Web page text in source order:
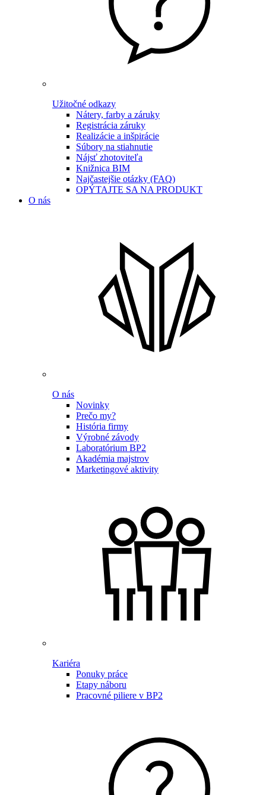
Užitočné odkazy
Nátery, farby a záruky
Registrácia záruky
Realizácie a inšpirácie
Súbory na stiahnutie
Nájsť zhotoviteľa
Knižnica BIM
Najčastejšie otázky (FAQ)
OPÝTAJTE SA NA PRODUKT
O nás
O nás
Novinky
Prečo my?
História firmy
Výrobné závody
Laboratórium BP2
Akadémia majstrov
Marketingové aktivity
Kariéra
Ponuky práce
Etapy náboru
Pracovné piliere v BP2